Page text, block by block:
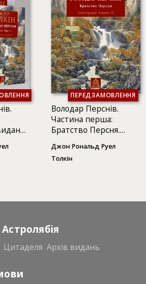
ПЕРЕДЗАМОВЛЕННЯ
Володар Перснів.
Частина перша:
Братство Персня.
Джон Рональд Руел
Толкін
Цитаделя Архів видань